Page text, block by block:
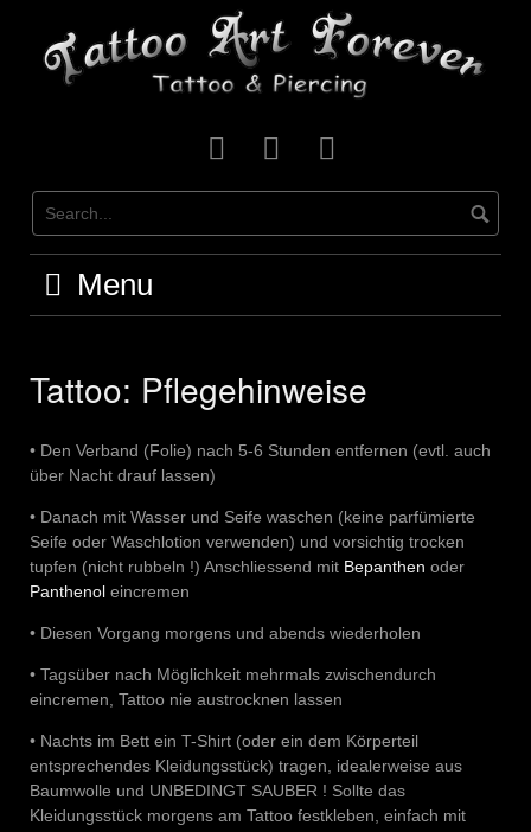
content
FacebookInstagramKontakt
Menu
Tattoo: Pflegehinweise
• Den Verband (Folie) nach 5-6 Stunden entfernen (evtl. auch
über Nacht drauf lassen)
• Danach mit Wasser und Seife waschen (keine parfümierte
Seife oder Waschlotion verwenden) und vorsichtig trocken
tupfen (nicht rubbeln !) Anschliessend mit Bepanthen oder
Panthenol eincremen
• Diesen Vorgang morgens und abends wiederholen
• Tagsüber nach Möglichkeit mehrmals zwischendurch
eincremen, Tattoo nie austrocknen lassen
• Nachts im Bett ein T-Shirt (oder ein dem Körperteil
entsprechendes Kleidungsstück) tragen, idealerweise aus
Baumwolle und UNBEDINGT SAUBER ! Sollte das
Kleidungsstück morgens am Tattoo festkleben, einfach mit